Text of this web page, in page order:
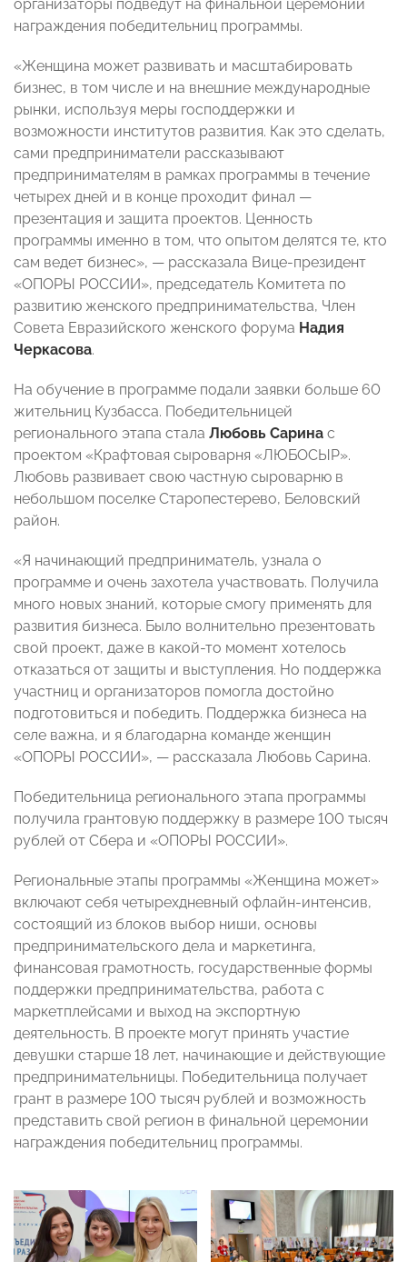
организаторы подведут на финальной церемонии
награждения победительниц программы.
«Женщина может развивать и масштабировать
бизнес, в том числе и на внешние международные
рынки, используя меры господдержки и
возможности институтов развития. Как это сделать,
сами предприниматели рассказывают
предпринимателям в рамках программы в течение
четырех дней и в конце проходит финал —
презентация и защита проектов. Ценность
программы именно в том, что опытом делятся те, кто
сам ведет бизнес», — рассказала Вице-президент
«ОПОРЫ РОССИИ», председатель Комитета по
развитию женского предпринимательства, Член
Совета Евразийского женского форума Надия
Черкасова.
На обучение в программе подали заявки больше 60
жительниц Кузбасса. Победительницей
регионального этапа стала Любовь Сарина с
проектом «Крафтовая сыроварня «ЛЮБОСЫР».
Любовь развивает свою частную сыроварню в
небольшом поселке Старопестерево, Беловский
район.
«Я начинающий предприниматель, узнала о
программе и очень захотела участвовать. Получила
много новых знаний, которые смогу применять для
развития бизнеса. Было волнительно презентовать
свой проект, даже в какой-то момент хотелось
отказаться от защиты и выступления. Но поддержка
участниц и организаторов помогла достойно
подготовиться и победить. Поддержка бизнеса на
селе важна, и я благодарна команде женщин
«ОПОРЫ РОССИИ», — рассказала Любовь Сарина.
Победительница регионального этапа программы
получила грантовую поддержку в размере 100 тысяч
рублей от Сбера и «ОПОРЫ РОССИИ».
Региональные этапы программы «Женщина может»
включают себя четырехдневный офлайн-интенсив,
состоящий из блоков выбор ниши, основы
предпринимательского дела и маркетинга,
финансовая грамотность, государственные формы
поддержки предпринимательства, работа с
маркетплейсами и выход на экспортную
деятельность. В проекте могут принять участие
девушки старше 18 лет, начинающие и действующие
предпринимательницы. Победительница получает
грант в размере 100 тысяч рублей и возможность
представить свой регион в финальной церемонии
награждения победительниц программы.